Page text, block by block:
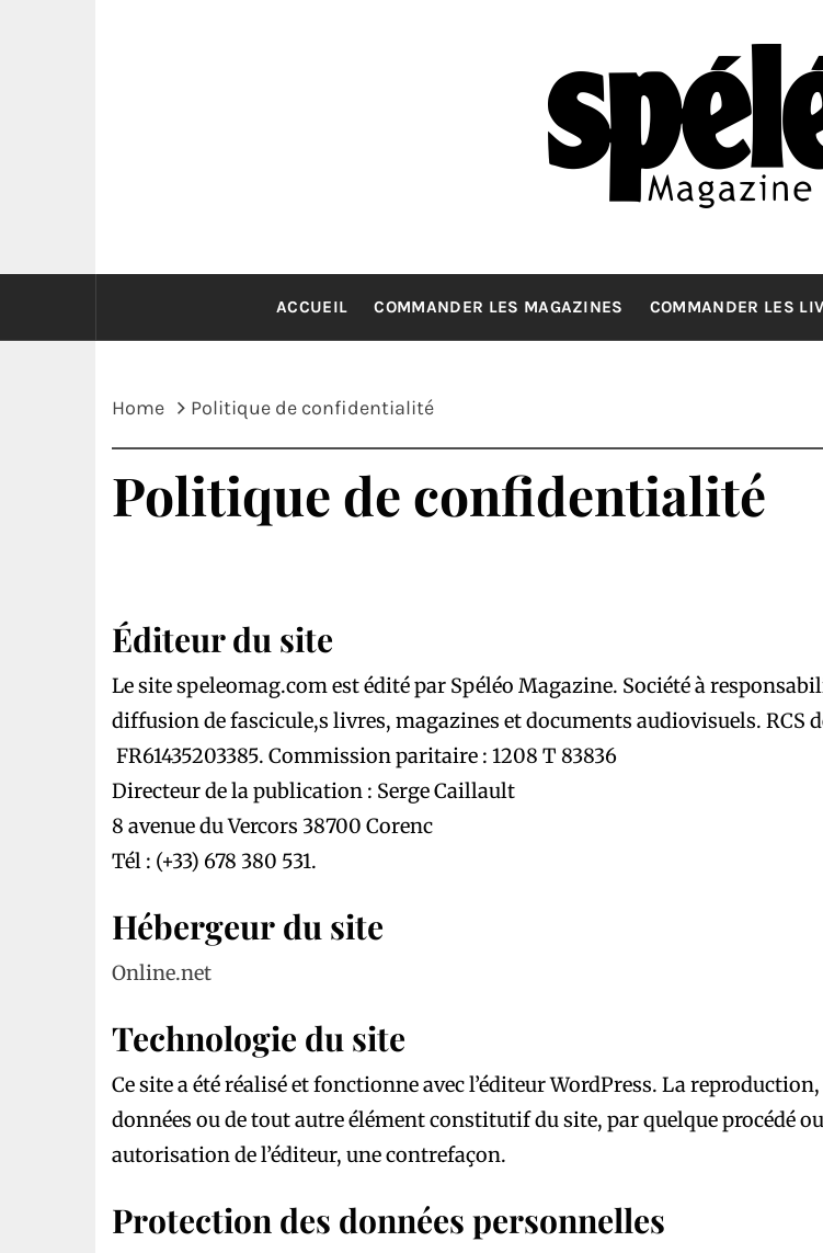
La spéléologie d'exploration
ACCUEIL COMMANDER LES MAGAZINES COMMANDER LES
Home Politique de confidentialité
Politique de confidentialité
Éditeur du site
Le site speleomag.com est édité par Spéléo Magazine. Société à
diffusion de fascicule,s livres, magazines et documents audiovisuels. RCS
FR61435203385. Commission paritaire : 1208 T 83836
Directeur de la publication : Serge Caillault
8 avenue du Vercors 38700 Corenc
Tél : (+33) 678 380 531.
Hébergeur du site
Online.net
Technologie du site
Ce site a été réalisé et fonctionne avec l’éditeur WordPress. La
données ou de tout autre élément constitutif du site, par quelque procédé
autorisation de l’éditeur, une contrefaçon.
Protection des données personnelles